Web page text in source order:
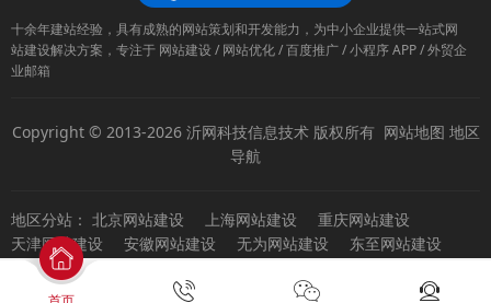
十余年建站经验，具有成熟的网站策划和开发能力，为中小企业提供一站式网
站建设解决方案，专注于 网站建设 / 网站优化 / 百度推广 / 小程序 APP / 外贸企
业邮箱
Copyright © 2013-2026 沂网科技信息技术 版权所有 网站地图 地区
导航
地区分站： 北京网站建设 上海网站建设
重庆网站建设
天津网站建设
安徽网站建设 无为网站建设
东至网站建设
天长网站建设
和县网站建设
巢湖网站建设 池州网站建设 黄山网站建设